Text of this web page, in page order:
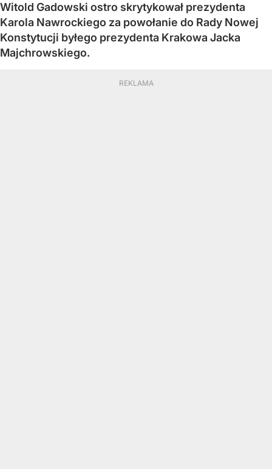
Witold Gadowski ostro skrytykował prezydenta
Karola Nawrockiego za powołanie do Rady Nowej
Konstytucji byłego prezydenta Krakowa Jacka
Majchrowskiego.